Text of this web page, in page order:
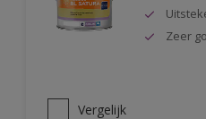
Zeer
Vergelijk